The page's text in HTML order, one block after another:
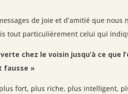
de joie et d’amitié que nous
tout particulièrement celui qui
chez le voisin jusqu’à ce que
fausse »
fort, plus riche, plus intelligent,